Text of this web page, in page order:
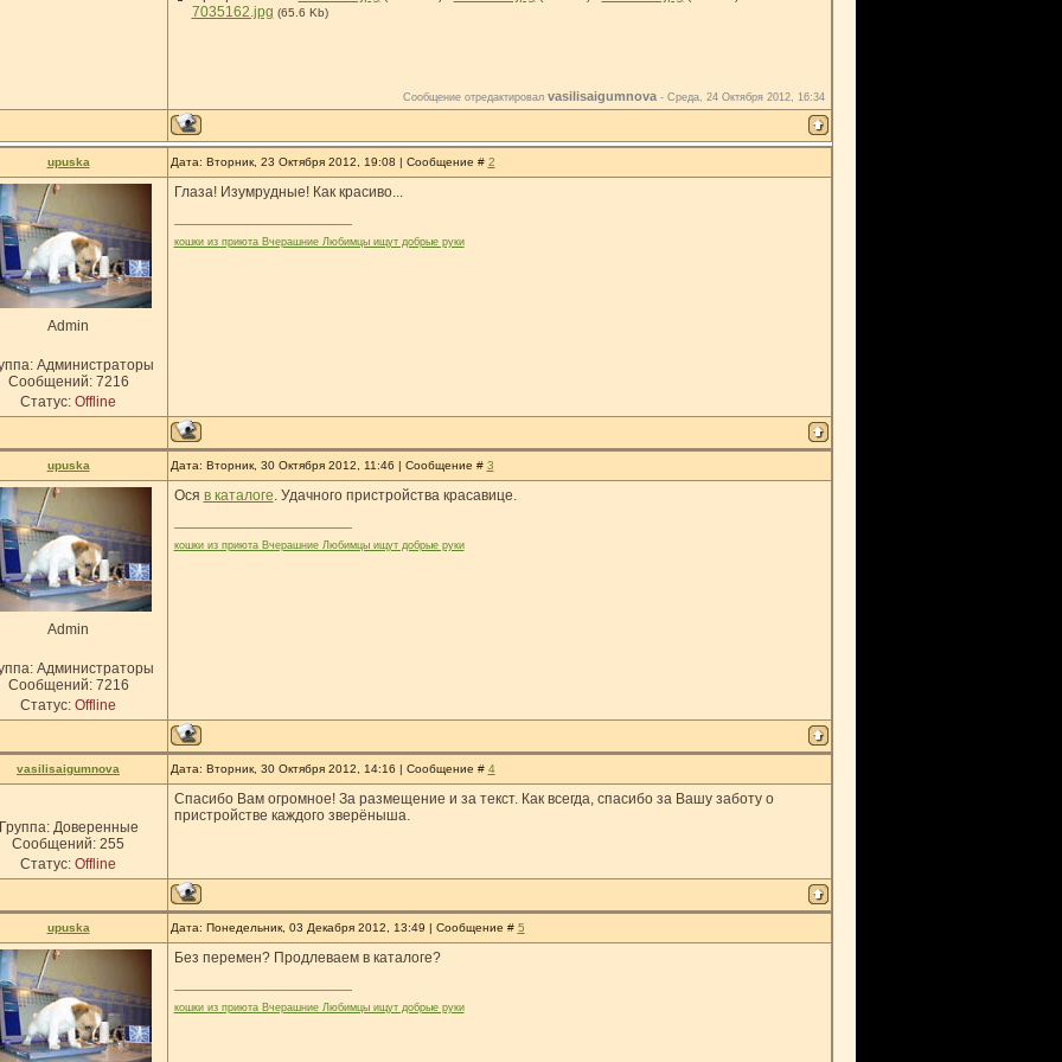
7035162.jpg (65.6 Kb)
Сообщение отредактировал vasilisaigumnova- Среда, 24 Октября 2012, 16:34
upuska Дата: Вторник, 23 Октября 2012, 19:08 | Сообщение # 2
Admin
Администраторы
Сообщений: 7216
Статус: Offline
Глаза! Изумрудные! Как красиво...
кошки из приюта Вчерашние Любимцы ищут добрые руки
upuska Дата: Вторник, 30 Октября 2012, 11:46 | Сообщение # 3
Admin
Администраторы
Сообщений: 7216
Статус: Offline
Ося в каталоге. Удачного пристройства красавице.
кошки из приюта Вчерашние Любимцы ищут добрые руки
vasilisaigumnova Дата: Вторник, 30 Октября 2012, 14:16 | Сообщение # 4
Доверенные
Сообщений: 255
Статус: Offline
Спасибо Вам огромное! За размещение и за текст. Как всегда, спасибо за Вашу заботу о
пристройстве каждого зверёныша.
upuska Дата: Понедельник, 03 Декабря 2012, 13:49 | Сообщение # 5
Без перемен? Продлеваем в каталоге?
кошки из приюта Вчерашние Любимцы ищут добрые руки